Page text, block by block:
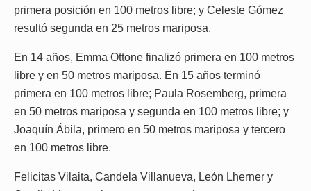
primera posición en 100 metros libre; y Celeste Gómez
resultó segunda en 25 metros mariposa.
En 14 años, Emma Ottone finalizó primera en 100 metros
libre y en 50 metros mariposa. En 15 años terminó
primera en 100 metros libre; Paula Rosemberg, primera
en 50 metros mariposa y segunda en 100 metros libre; y
Joaquín Ábila, primero en 50 metros mariposa y tercero
en 100 metros libre.
Felicitas Vilaita, Candela Villanueva, León Lherner y